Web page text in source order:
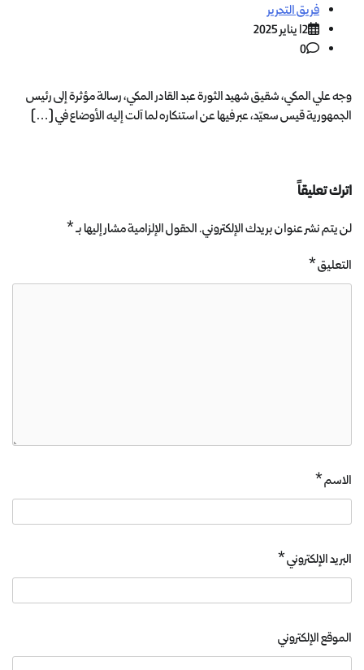
فريق التحرير
12 يناير 2025
0
وجه علي المكي، شقيق شهيد الثورة عبد القادر المكي، رسالة مؤثرة إلى رئيس
الجمهورية قيس سعيّد، عبر فيها عن استنكاره لما آلت إليه الأوضاع في […]
اترك تعليقاً
لن يتم نشر عنوان بريدك الإلكتروني.الحقول الإلزامية مشار إليها بـ*
التعليق*
الاسم*
البريد الإلكتروني*
الموقع الإلكتروني